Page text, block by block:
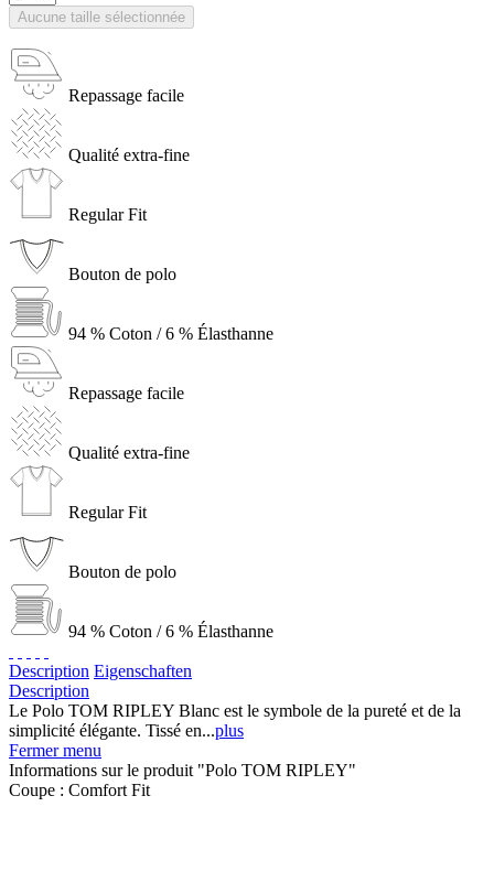
Aucune taille sélectionnée
Repassage facile
Qualité extra-fine
Regular Fit
Bouton de polo
94 % Coton / 6 % Élasthanne
Repassage facile
Qualité extra-fine
Regular Fit
Bouton de polo
94 % Coton / 6 % Élasthanne
Description Eigenschaften
Description
Le Polo TOM RIPLEY Blanc est le symbole de la pureté et de la
simplicité élégante. Tissé en...plus
Fermer menu
Informations sur le produit "Polo TOM RIPLEY"
Coupe : Comfort Fit